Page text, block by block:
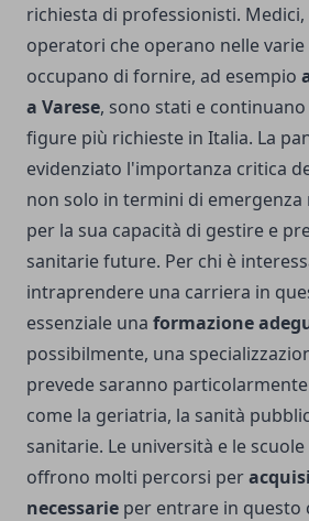
richiesta di professionisti.
operatori che operano nelle
occupano di fornire, ad esempio
a Varese, sono stati e
figure più richieste in Italia. La
evidenziato l'importanza critica
non solo in termini di emergenza
per la sua capacità di gestire e
sanitarie future. Per chi è
intraprendere una carriera in
essenziale una formazione
possibilmente, una
prevede saranno
come la geriatria, la sanità
sanitarie. Le università e le
offrono molti percorsi per
necessarie per entrare in questo